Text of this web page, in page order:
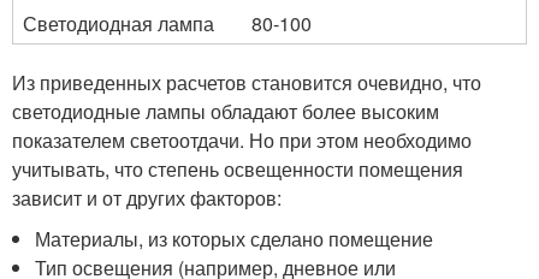
Светодиодная лампа
80-100
Из приведенных расчетов становится очевидно, что
светодиодные лампы обладают более высоким
показателем светоотдачи. Но при этом необходимо
учитывать, что степень освещенности помещения
зависит и от других факторов:
Материалы, из которых сделано помещение
Тип освещения (например, дневное или